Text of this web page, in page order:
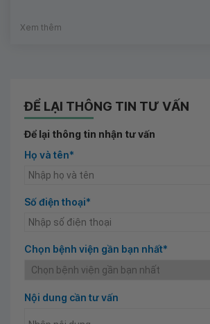
Xem thêm
ĐỂ LẠI THÔNG TIN TƯ VẤN
Để lại thông tin nhận tư vấn
Họ và tên*
Số điện thoại*
Chọn bệnh viện gần bạn nhất*
Nội dung cần tư vấn